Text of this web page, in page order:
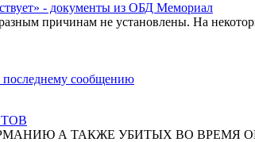
- документы из ОБД Мемориал
причинам не установлены. На
А ТАКЖЕ УБИТЫХ ВО ВРЕМЯ